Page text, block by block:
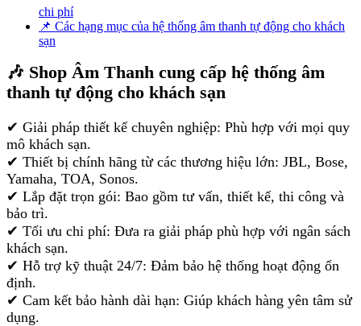
chi phí
📌 Các hạng mục của hệ thống âm thanh tự động cho khách
sạn
🎶 Shop Âm Thanh cung cấp hệ thống âm
thanh tự động cho khách sạn
✔ Giải pháp thiết kế chuyên nghiệp: Phù hợp với mọi quy
mô khách sạn.
✔ Thiết bị chính hãng từ các thương hiệu lớn: JBL, Bose,
Yamaha, TOA, Sonos.
✔ Lắp đặt trọn gói: Bao gồm tư vấn, thiết kế, thi công và
bảo trì.
✔ Tối ưu chi phí: Đưa ra giải pháp phù hợp với ngân sách
khách sạn.
✔ Hỗ trợ kỹ thuật 24/7: Đảm bảo hệ thống hoạt động ổn
định.
✔ Cam kết bảo hành dài hạn: Giúp khách hàng yên tâm sử
dụng.